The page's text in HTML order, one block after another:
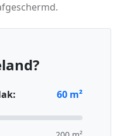
60 m²